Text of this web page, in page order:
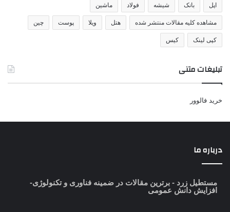
اپل بانک شیشه فولاد ماشین
مشاهده کلیه مقالات منتشر شده هتل ویلا پوست چین
کپی لینک کیس
تبلیغات متنی
خرید فالوور
درباره ما
مستطیل زرد - برترین مقالات در ضمینه فناوری و تکنولوژی-
افزایش دانش عمومی